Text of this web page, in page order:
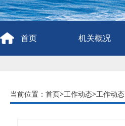
首页 机关概况
当前位置： 首页>工作动态>工作动态